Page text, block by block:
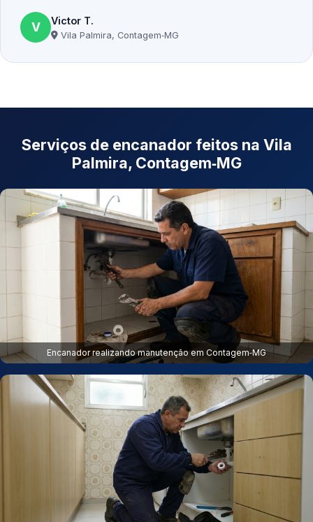
V Victor T.
Vila Palmira, Contagem‑MG
Serviços de encanador feitos na Vila
Palmira, Contagem‑MG
Encanador realizando manutenção em Contagem‑MG